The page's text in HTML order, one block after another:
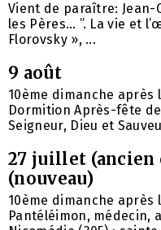
Vient de paraître: Jean-
les Pères… ”. La vie et
Florovsky », ...
9 août
10ème dimanche après
Dormition Après-fête
Seigneur, Dieu et
27 juillet (ancien
(nouveau)
10ème dimanche après
Pantéléimon, médecin,